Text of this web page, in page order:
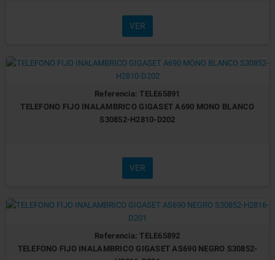
VER
Referencia: TELE65891
TELEFONO FIJO INALAMBRICO GIGASET A690 MONO BLANCO
S30852-H2810-D202
VER
Referencia: TELE65892
TELEFONO FIJO INALAMBRICO GIGASET AS690 NEGRO S30852-